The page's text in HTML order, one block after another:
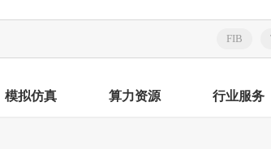
FIB
模拟仿真 算力资源 行业服务